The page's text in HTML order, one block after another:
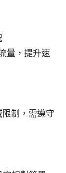
量，提升速
制，需遵守